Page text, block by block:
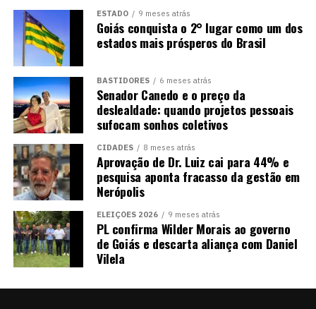
ESTADO 9 meses atrás
Goiás conquista o 2° lugar como um dos
estados mais prósperos do Brasil
BASTIDORES 6 meses atrás
Senador Canedo e o preço da
deslealdade: quando projetos pessoais
sufocam sonhos coletivos
CIDADES 8 meses atrás
Aprovação de Dr. Luiz cai para 44% e
pesquisa aponta fracasso da gestão em
Nerópolis
ELEIÇÕES 2026 9 meses atrás
PL confirma Wilder Morais ao governo
de Goiás e descarta aliança com Daniel
Vilela